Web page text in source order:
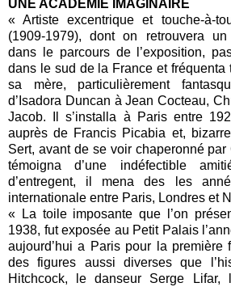
UNE ACADÉMIE IMAGINAIRE
« Artiste excentrique et touche-à-
(1909-1979), dont on retrouvera
dans le parcours de l’exposition,
dans le sud de la France et fréquenta
sa mère, particulièrement
d’Isadora Duncan à Jean Cocteau,
Jacob. Il s’installa à Paris entre
auprès de Francis Picabia et,
Sert, avant de se voir chaperonné
témoigna d’une indéfectible
d’entregent, il mena des les
internationale entre Paris, Londres et
« La toile imposante que l’on
1938, fut exposée au Petit Palais
aujourd’hui a Paris pour la
des figures aussi diverses que
Hitchcock, le danseur Serge Lifar,